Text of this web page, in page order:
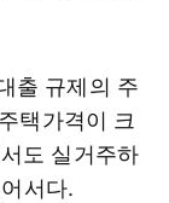
출 규제의 주
택가격이 크
도 실거주하
서다.